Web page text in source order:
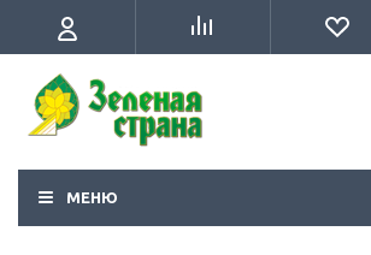
МЕНЮ